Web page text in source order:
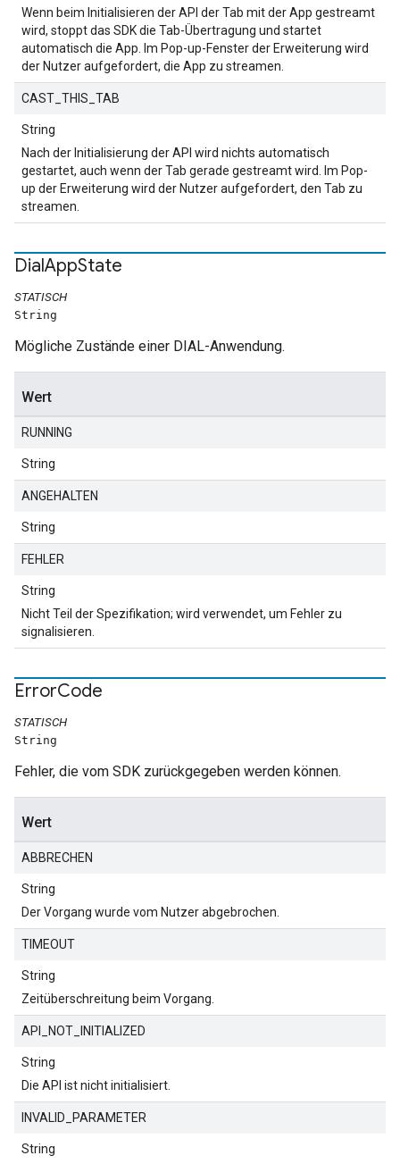
Wenn beim Initialisieren der API der Tab mit der App gestreamt
wird, stoppt das SDK die Tab-Übertragung und startet
automatisch die App. Im Pop-up-Fenster der Erweiterung wird
der Nutzer aufgefordert, die App zu streamen.
CAST_THIS_TAB
String
Nach der Initialisierung der API wird nichts automatisch
gestartet, auch wenn der Tab gerade gestreamt wird. Im Pop-
up der Erweiterung wird der Nutzer aufgefordert, den Tab zu
streamen.
DialAppState
STATISCH
String
Mögliche Zustände einer DIAL-Anwendung.
Wert
RUNNING
String
ANGEHALTEN
String
FEHLER
String
Nicht Teil der Spezifikation; wird verwendet, um Fehler zu
signalisieren.
ErrorCode
STATISCH
String
Fehler, die vom SDK zurückgegeben werden können.
Wert
ABBRECHEN
String
Der Vorgang wurde vom Nutzer abgebrochen.
TIMEOUT
String
Zeitüberschreitung beim Vorgang.
API_NOT_INITIALIZED
String
Die API ist nicht initialisiert.
INVALID_PARAMETER
String